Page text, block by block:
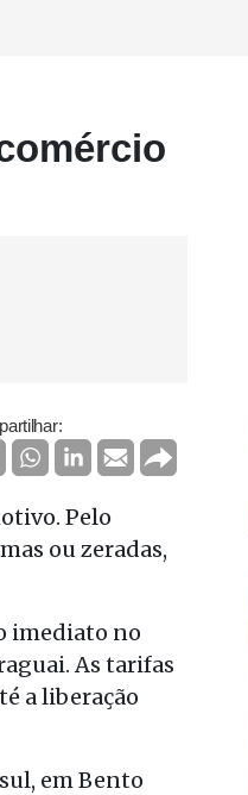
Pelo
ou zeradas,
imediato no
As tarifas
a liberação
em Bento